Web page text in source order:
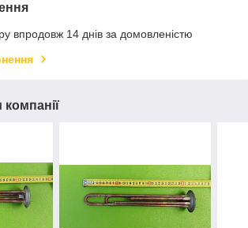
впродовж 14 днів за домовленістю
компанії